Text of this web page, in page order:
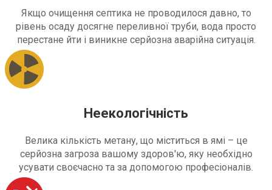
Якщо очищення септика не проводилося давно, то
рівень осаду досягне переливної труби, вода просто
перестане йти і виникне серйозна аварійна ситуація.
Неекологічність
Велика кількість метану, що міститься в ямі – це
серйозна загроза вашому здоров'ю, яку необхідно
усувати своєчасно та за допомогою професіоналів.